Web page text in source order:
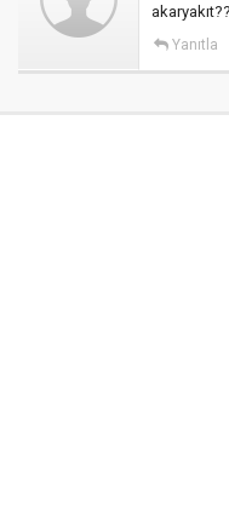
Yanıtla